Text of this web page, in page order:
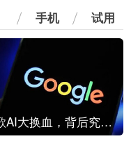
手机 试用
谷歌AI大换血，背后究竟发生了什么？